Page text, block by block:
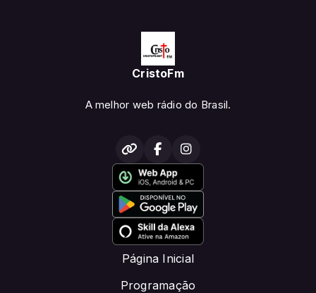
CristoFm
A melhor web rádio do Brasil.
Página Inicial
Programação